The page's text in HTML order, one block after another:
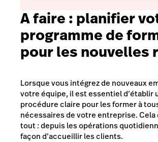
A faire : planifier
programme de
pour les nouvelles
Lorsque vous intégrez de nouveaux
votre équipe, il est essentiel d’établir
procédure claire pour les former à
nécessaires de votre entreprise.
tout : depuis les opérations
façon d’accueillir les clients.